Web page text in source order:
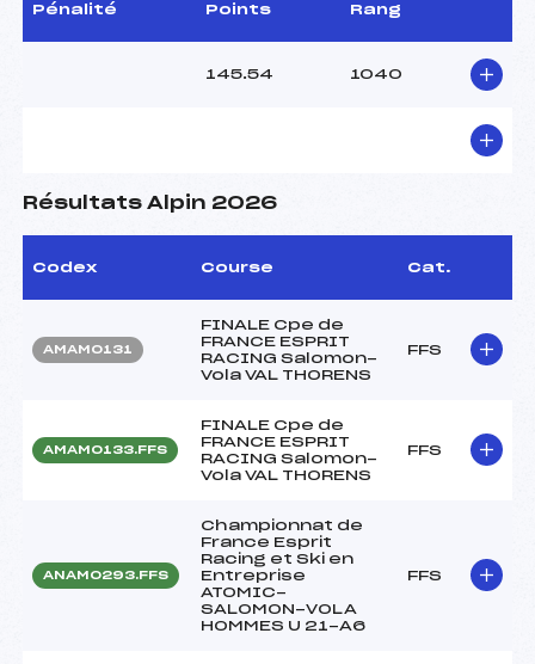
Pénalité Points Rang
145.54 1040
Résultats Alpin 2026
Codex Course Cat.
AMAM0131
FINALE Cpe de
FRANCE ESPRIT
RACING Salomon-
Vola VAL THORENS
FFS
AMAM0133.FFS
FINALE Cpe de
FRANCE ESPRIT
RACING Salomon-
Vola VAL THORENS
FFS
ANAM0293.FFS
Championnat de
France Esprit
Racing et Ski en
Entreprise
ATOMIC-
SALOMON-VOLA
HOMMES U 21-A6
FFS